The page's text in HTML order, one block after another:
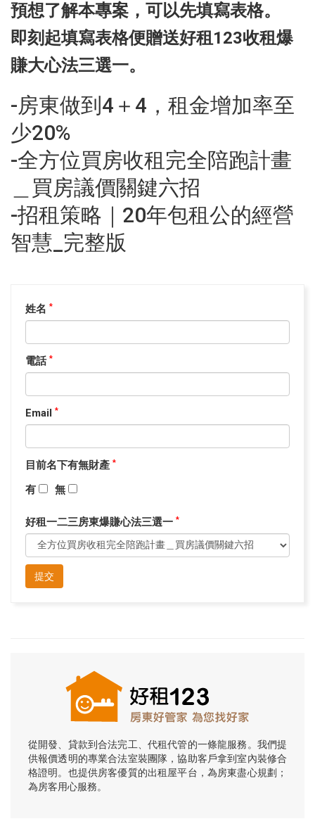
預想了解本專案，可以先填寫表格。
即刻起填寫表格便贈送好租123收租爆
賺大心法三選一。
-房東做到4＋4，租金增加率至
少20%
-全方位買房收租完全陪跑計畫
＿買房議價關鍵六招
-招租策略｜20年包租公的經營
智慧_完整版
姓名 *
電話 *
Email *
目前名下有無財產 *
有 無
好租一二三房東爆賺心法三選一 *
提交
從開發、貸款到合法完工、代租代管的一條龍服務。我們提
供報價透明的專業合法室裝團隊，協助客戶拿到室內裝修合
格證明。也提供房客優質的出租屋平台，為房東盡心規劃；
為房客用心服務。